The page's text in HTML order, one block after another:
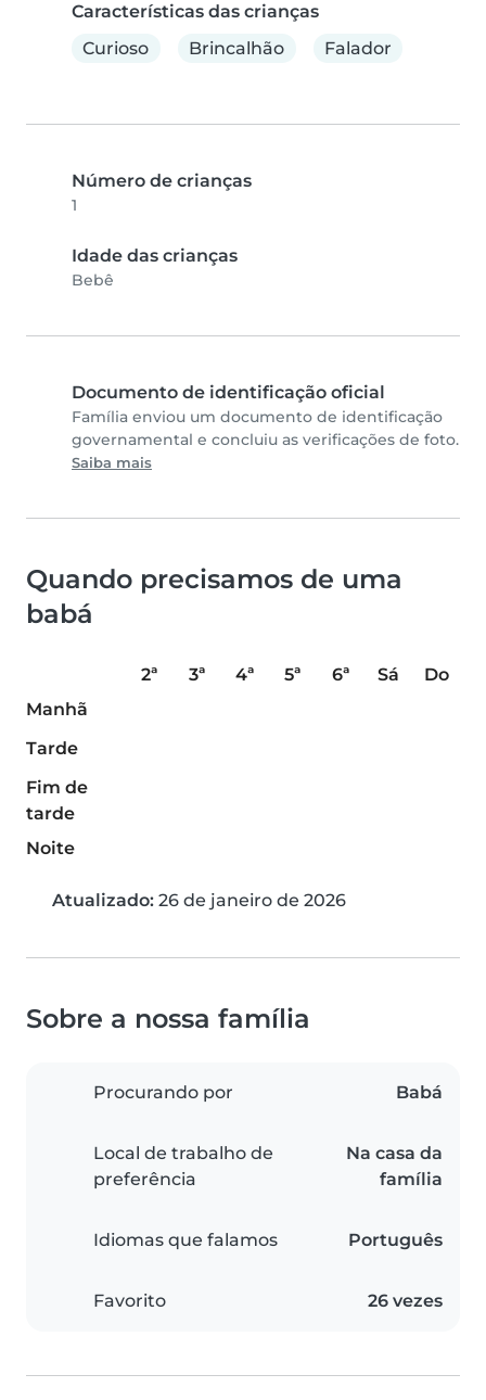
Características das crianças
Curioso
Brincalhão Falador
Número de crianças
1
Idade das crianças
Bebê
Documento de identificação oficial
Família enviou um documento de identificação
governamental e concluiu as verificações de foto.
Saiba mais
Quando precisamos de uma
babá
2ª 3ª 4ª 5ª 6ª Sá
Do
Manhã
Tarde
Fim de
tarde
Noite
Atualizado: 26 de janeiro de 2026
Sobre a nossa família
Procurando por Babá
Local de trabalho de
preferência
Na casa da
família
Idiomas que falamos Português
Favorito 26 vezes